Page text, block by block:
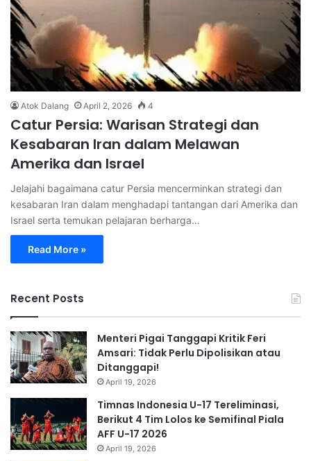
Atok Dalang April 2, 2026 4
Catur Persia: Warisan Strategi dan
Kesabaran Iran dalam Melawan
Amerika dan Israel
Jelajahi bagaimana catur Persia mencerminkan strategi dan
kesabaran Iran dalam menghadapi tantangan dari Amerika dan
Israel serta temukan pelajaran berharga…
Read More »
Recent Posts
Menteri Pigai Tanggapi Kritik Feri
Amsari: Tidak Perlu Dipolisikan atau
Ditanggapi!
April 19, 2026
Timnas Indonesia U-17 Tereliminasi,
Berikut 4 Tim Lolos ke Semifinal Piala
AFF U-17 2026
April 19, 2026